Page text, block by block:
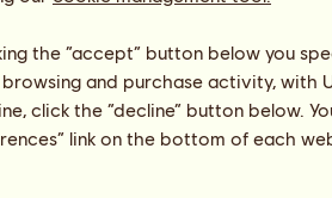
the “accept” button below you
and purchase activity, with
click the “decline” button below.
link on the bottom of each